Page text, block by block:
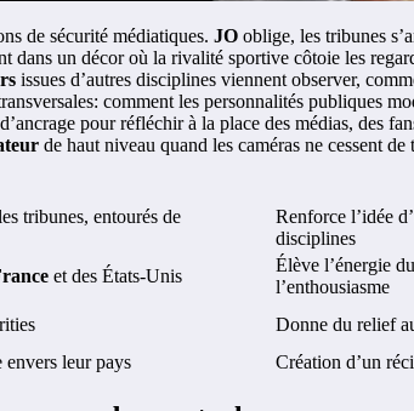
de sécurité médiatiques. JO oblige, les tribunes
un décor où la rivalité sportive côtoie les
issues d’autres disciplines viennent observer,
comment les personnalités publiques
pour réfléchir à la place des médias, des
de haut niveau quand les caméras ne cessent de
tribunes, entourés de
Renforce l’idée
disciplines
et des États-Unis
Élève l’énergie
l’enthousiasme
Donne du relief
envers leur pays Création d’un